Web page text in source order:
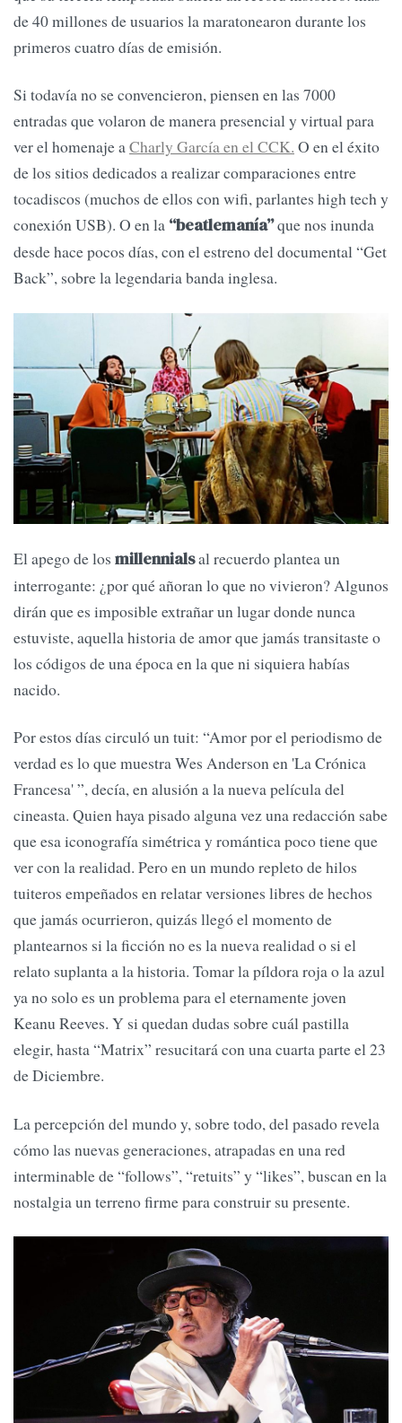
de 40 millones de usuarios la maratonearon durante los
primeros cuatro días de emisión.
Si todavía no se convencieron, piensen en las 7000
entradas que volaron de manera presencial y virtual para
ver el homenaje aCharly García en el CCK. O en el éxito
de los sitios dedicados a realizar comparaciones entre
tocadiscos (muchos de ellos con wifi, parlantes high tech y
conexión USB). O en la “beatlemanía”que nos inunda
desde hace pocos días, con el estreno del documental “Get
Back”, sobre la legendaria banda inglesa.
El apego de los millennialsal recuerdo plantea un
interrogante: ¿por qué añoran lo que no vivieron? Algunos
dirán que es imposible extrañar un lugar donde nunca
estuviste, aquella historia de amor que jamás transitaste o
los códigos de una época en la que ni siquiera habías
nacido.
Por estos días circuló un tuit: “Amor por el periodismo de
verdad es lo que muestra Wes Anderson en 'La Crónica
Francesa' ”, decía, en alusión a la nueva película del
cineasta. Quien haya pisado alguna vez una redacción sabe
que esa iconografía simétrica y romántica poco tiene que
ver con la realidad. Pero en un mundo repleto de hilos
tuiteros empeñados en relatar versiones libres de hechos
que jamás ocurrieron, quizás llegó el momento de
plantearnos si la ficción no es la nueva realidad o si el
relato suplanta a la historia. Tomar la píldora roja o la azul
ya no solo es un problema para el eternamente joven
Keanu Reeves. Y si quedan dudas sobre cuál pastilla
elegir, hasta “Matrix” resucitará con una cuarta parte el 23
de Diciembre.
La percepción del mundo y, sobre todo, del pasado revela
cómo las nuevas generaciones, atrapadas en una red
interminable de “follows”, “retuits” y “likes”, buscan en la
nostalgia un terreno firme para construir su presente.